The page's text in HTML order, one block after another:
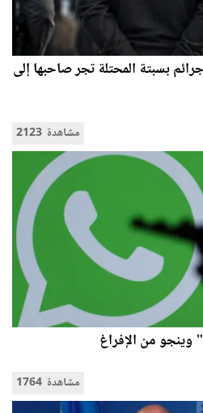
بسبتة المحتلة تجر صاحبها إلى
2123 مشاهدة
من الإفراغ
1764 مشاهدة